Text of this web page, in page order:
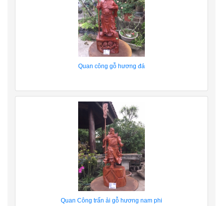
Quan công gỗ hương đá
Quan Công trấn ải gỗ hương nam phi